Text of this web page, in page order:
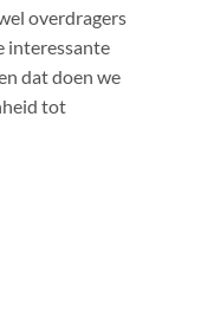
overdragers
interessante
dat doen we
tot